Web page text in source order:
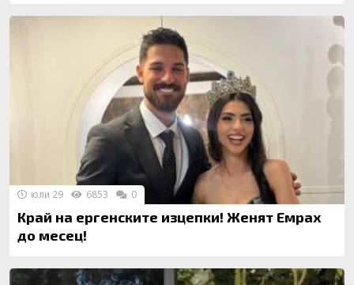
Край на ергенските изцепки! Женят Емрах
до месец!
юли 29 6853 0